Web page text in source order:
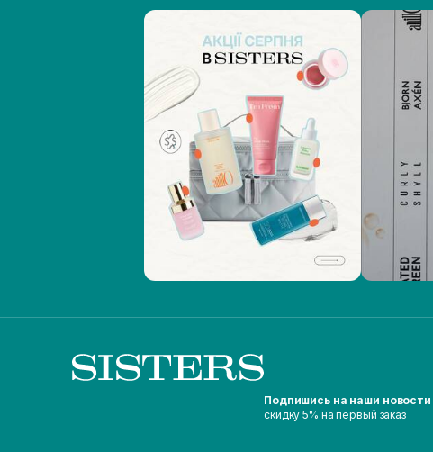
Подпишись на наши новости
скидку 5% на первый заказ